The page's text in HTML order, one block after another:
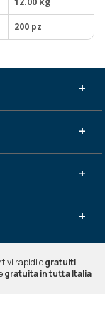
200 pz
+
+
+
+
rapidi egratuiti
gratuita in tutta Italia